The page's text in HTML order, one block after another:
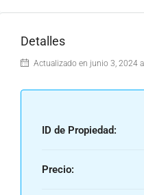
Detalles
Actualizado en junio 3, 2024
ID de Propiedad:
Precio: